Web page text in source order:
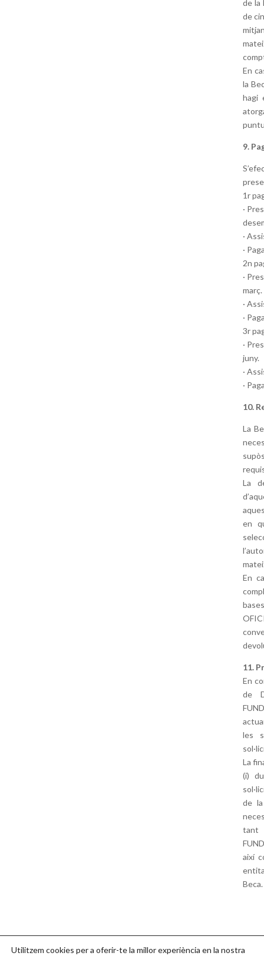
de la
de
En
la
hagi
9.
1r
·
·
·
2n
·
març.
·
·
3r
·
juny.
·
·
10.
La
La
en
En
11.
En
de
les
La
(i)
de
tant
així
Beca.
Utilitzem cookies per a oferir-te la millor experiència en la nostra